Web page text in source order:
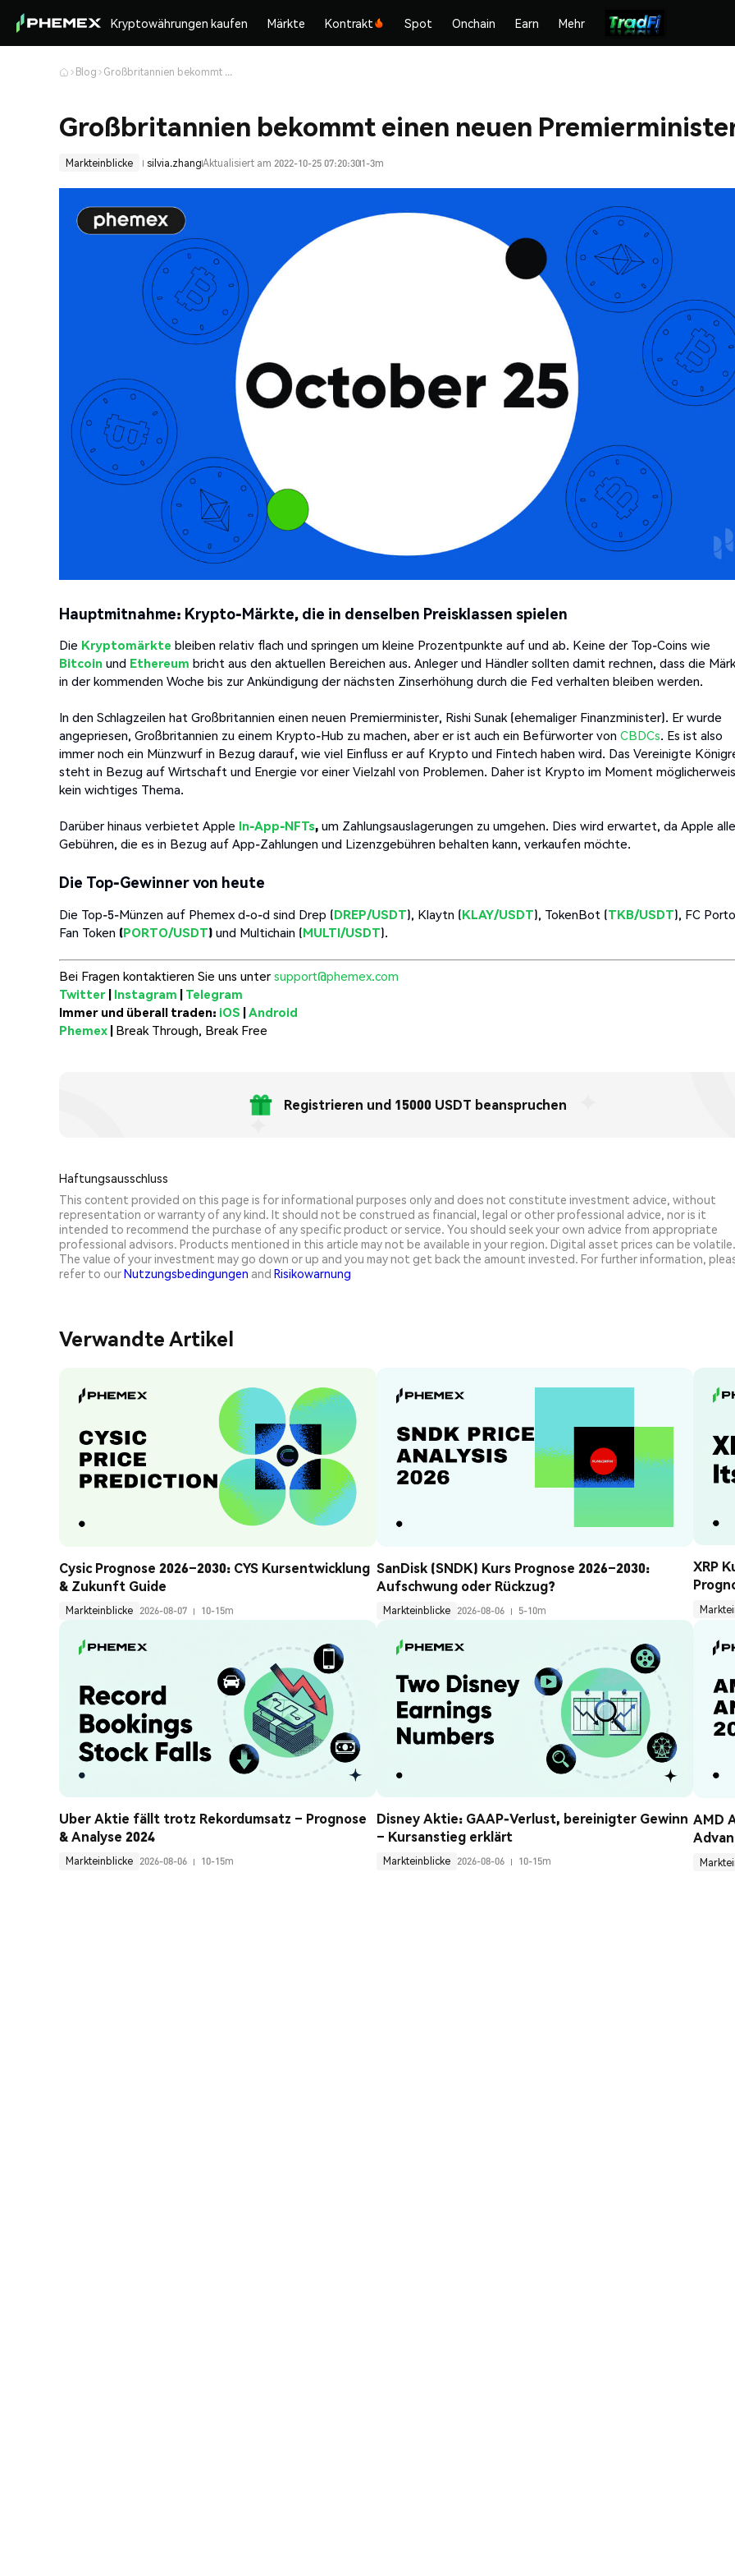
Kryptowährungen kaufen Märkte Kontrakt Spot Onchain Earn Mehr
Blog Großbritannien bekommt einen neuen Premierminister
Großbritannien bekommt einen neuen
Markteinblicke silvia.zhangAktualisiert am 2022-10-25 07:20:301-3m
Hauptmitnahme: Krypto-Märkte, die in denselben Preisklassen spielen
Die Kryptomärkte bleiben relativ flach und springen um kleine Prozentpunkte auf und ab. Keine der Top-Coins wie
Bitcoin und Ethereum bricht aus den aktuellen Bereichen aus. Anleger und Händler sollten damit rechnen, dass die
in der kommenden Woche bis zur Ankündigung der nächsten Zinserhöhung durch die Fed verhalten bleiben werden.
In den Schlagzeilen hat Großbritannien einen neuen Premierminister, Rishi Sunak (ehemaliger Finanzminister). Er wurde
angepriesen, Großbritannien zu einem Krypto-Hub zu machen, aber er ist auch ein Befürworter von CBDCs. Es ist also
immer noch ein Münzwurf in Bezug darauf, wie viel Einfluss er auf Krypto und Fintech haben wird. Das Vereinigte
steht in Bezug auf Wirtschaft und Energie vor einer Vielzahl von Problemen. Daher ist Krypto im Moment
kein wichtiges Thema.
Darüber hinaus verbietet Apple In-App-NFTs, um Zahlungsauslagerungen zu umgehen. Dies wird erwartet, da Apple alle
Gebühren, die es in Bezug auf App-Zahlungen und Lizenzgebühren behalten kann, verkaufen möchte.
Die Top-Gewinner von heute
Die Top-5-Münzen auf Phemex d-o-d sind Drep (DREP/USDT), Klaytn (KLAY/USDT), TokenBot (TKB/USDT), FC Porto
Fan Token (PORTO/USDT) und Multichain (MULTI/USDT).
Bei Fragen kontaktieren Sie uns unter support@phemex.com
Twitter | Instagram | Telegram
Immer und überall traden: iOS |Android
Phemex | Break Through, Break Free
Registrieren und 15000 USDT beanspruchen
Haftungsausschluss
This content provided on this page is for informational purposes only and does not constitute investment advice, without
representation or warranty of any kind. It should not be construed as financial, legal or other professional advice, nor is it
intended to recommend the purchase of any specific product or service. You should seek your own advice from appropriate
professional advisors. Products mentioned in this article may not be available in your region. Digital asset prices can be volatile.
The value of your investment may go down or up and you may not get back the amount invested. For further information,
refer to ourNutzungsbedingungen and Risikowarnung
Verwandte Artikel
Cysic Prognose 2026–2030: CYS Kursentwicklung
& Zukunft Guide
Markteinblicke 2026-08-07 10-15m
SanDisk (SNDK) Kurs Prognose 2026–2030:
Aufschwung oder Rückzug?
Markteinblicke 2026-08-06 5-10m
XRP
Uber Aktie fällt trotz Rekordumsatz – Prognose
& Analyse 2024
Markteinblicke 2026-08-06 10-15m
Disney Aktie: GAAP-Verlust, bereinigter Gewinn
– Kursanstieg erklärt
Markteinblicke 2026-08-06 10-15m
AMD